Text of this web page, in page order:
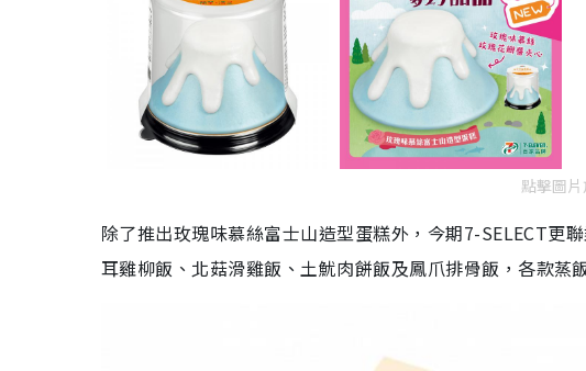
點擊圖
除了推出玫瑰味慕絲富士山造型蛋糕外，今期7-SELECT
耳雞柳飯、北菇滑雞飯、土魷肉餅飯及鳳爪排骨飯，各款蒸